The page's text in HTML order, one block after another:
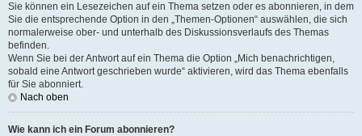
Sie können ein Lesezeichen auf ein Thema setzen oder es abonnieren, in dem
Sie die entsprechende Option in den „Themen-Optionen“ auswählen, die sich
normalerweise ober- und unterhalb des Diskussionsverlaufs des Themas
befinden.
Wenn Sie bei der Antwort auf ein Thema die Option „Mich benachrichtigen,
sobald eine Antwort geschrieben wurde“ aktivieren, wird das Thema ebenfalls
für Sie abonniert.
Nach oben
Wie kann ich ein Forum abonnieren?